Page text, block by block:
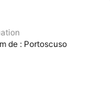
favoris
de : Portoscuso